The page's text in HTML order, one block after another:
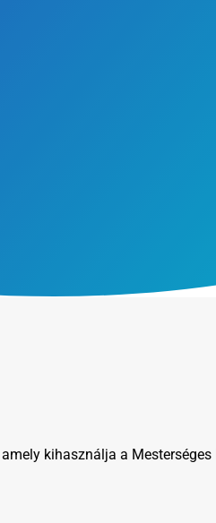
kihasználja a